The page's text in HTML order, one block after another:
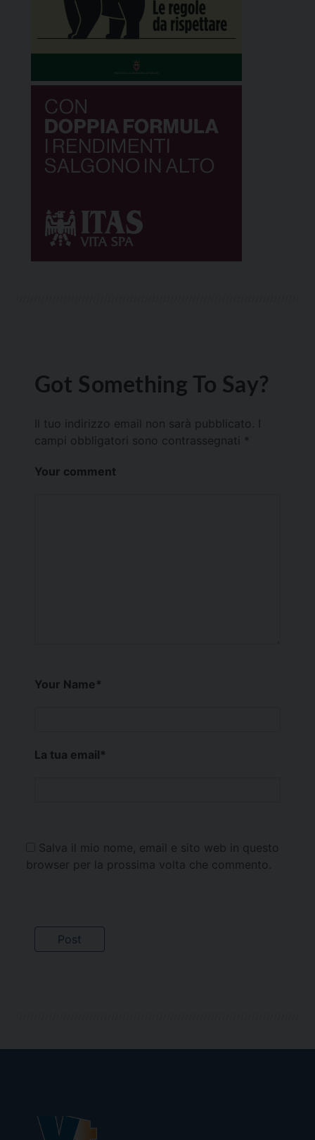
Got Something To Say?
Il tuo indirizzo email non sarà pubblicato.
campi obbligatori sono contrassegnati *
Your comment
Your Name*
La tua email*
Salva il mio nome, email e sito web in questo
browser per la prossima volta che commento.